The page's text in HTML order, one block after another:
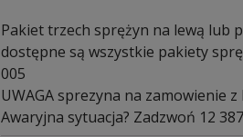
Pakiet trzech sprężyn na lewą lub
dostępne są wszystkie pakiety
005
UWAGA sprezyna na zamowienie
Awaryjna sytuacja? Zadzwoń 12